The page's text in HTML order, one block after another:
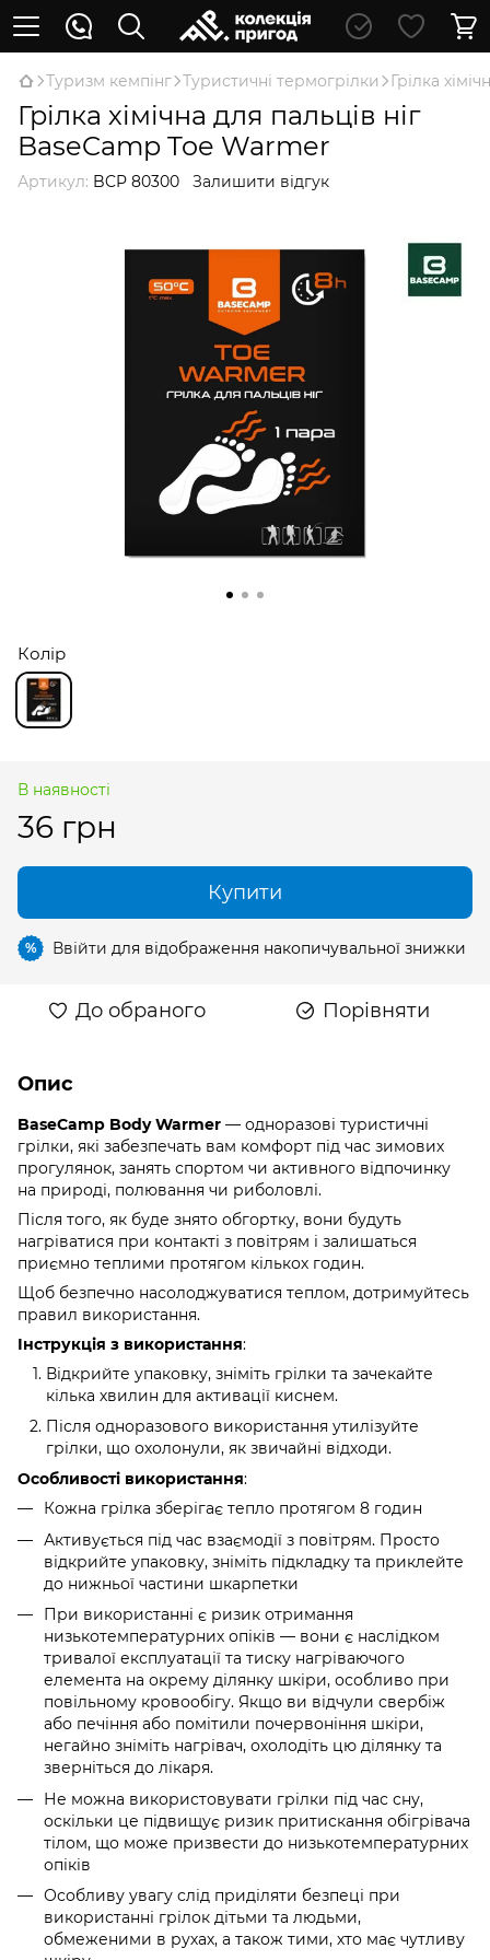
Туризм кемпінг Туристичні термогрілки Грілка
Грілка хімічна для пальців ніг
BaseCamp Toe Warmer
Артикул: BCP 80300 Залишити відгук
Колір
В наявності
36 грн
Купити
% Ввійти для відображення накопичувальної знижки
До обраного Порівняти
Опис
BaseCamp Body Warmer — одноразові туристичні
грілки, які забезпечать вам комфорт під час зимових
прогулянок, занять спортом чи активного відпочинку
на природі, полювання чи риболовлі.
Після того, як буде знято обгортку, вони будуть
нагріватися при контакті з повітрям і залишаться
приємно теплими протягом кількох годин.
Щоб безпечно насолоджуватися теплом, дотримуйтесь
правил використання.
Інструкція з використання:
Відкрийте упаковку, зніміть грілки та зачекайте
кілька хвилин для активації киснем.
Після одноразового використання утилізуйте
грілки, що охолонули, як звичайні відходи.
Особливості використання:
Кожна грілка зберігає тепло протягом 8 годин
Активується під час взаємодії з повітрям. Просто
відкрийте упаковку, зніміть підкладку та приклейте
до нижньої частини шкарпетки
При використанні є ризик отримання
низькотемпературних опіків — вони є наслідком
тривалої експлуатації та тиску нагріваючого
елемента на окрему ділянку шкіри, особливо при
повільному кровообігу. Якщо ви відчули свербіж
або печіння або помітили почервоніння шкіри,
негайно зніміть нагрівач, охолодіть цю ділянку та
зверніться до лікаря.
Не можна використовувати грілки під час сну,
оскільки це підвищує ризик притискання обігрівача
тілом, що може призвести до низькотемпературних
опіків
Особливу увагу слід приділяти безпеці при
використанні грілок дітьми та людьми,
обмеженими в рухах, а також тими, хто має чутливу